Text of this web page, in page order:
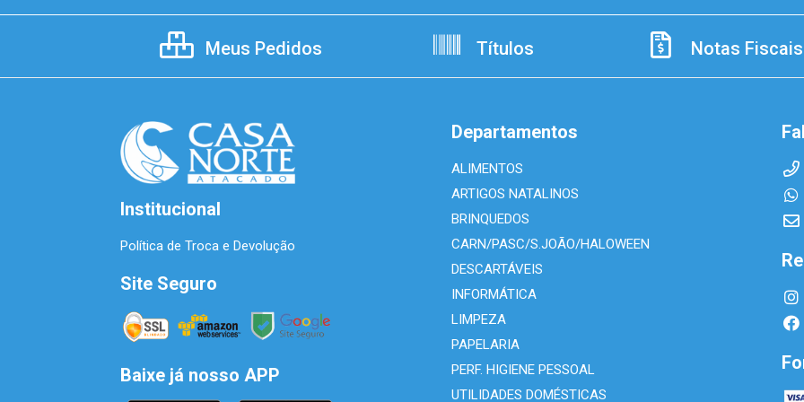
Meus Pedidos Títulos Notas Fiscais
Institucional
Política de Troca e Devolução
Site Seguro
Baixe já nosso APP
Departamentos
ALIMENTOS
ARTIGOS NATALINOS
BRINQUEDOS
CARN/PASC/S.JOÃO/HALOWEEN
DESCARTÁVEIS
INFORMÁTICA
LIMPEZA
PAPELARIA
PERF. HIGIENE PESSOAL
UTILIDADES DOMÉSTICAS